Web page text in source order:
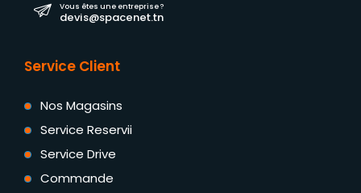
Vous êtes une entreprise ?
devis@spacenet.tn
Service Client
Nos Magasins
Service Reservii
Service Drive
Commande